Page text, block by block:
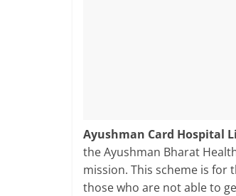
Ayushman Card Hospital
the Ayushman Bharat
mission. This scheme is
those who are not able to